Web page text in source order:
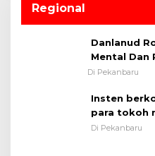
Regional
Danlanud
Mental Dan
Di Pekanbaru
Insten
para tokoh
System
Di Pekanbaru